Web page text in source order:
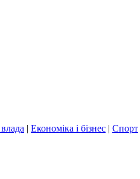
| Економіка і бізнес | Спорт